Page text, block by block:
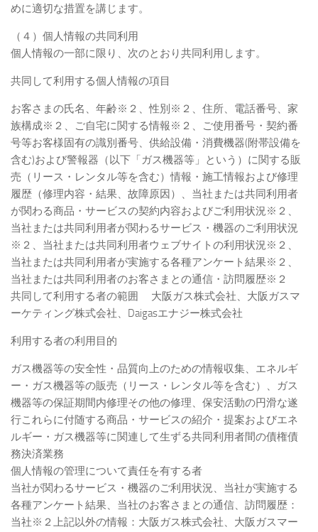
めに適切な措置を講じます。
（４）個人情報の共同利用
個人情報の一部に限り、次のとおり共同利用します。
共同して利用する個人情報の項目
お客さまの氏名、年齢※２、性別※２、住所、電話番号、家
族構成※２、ご自宅に関する情報※２、ご使用番号・契約番
号等お客様固有の識別番号、供給設備・消費機器(附帯設備を
含む)および警報器（以下「ガス機器等」という）に関する販
売（リース・レンタル等を含む）情報・施工情報および修理
履歴（修理内容・結果、故障原因）、当社または共同利用者
が関わる商品・サービスの契約内容およびご利用状況※２、
当社または共同利用者が関わるサービス・機器のご利用状況
※２、当社または共同利用者ウェブサイトの利用状況※２、
当社または共同利用者が実施する各種アンケート結果※２、
当社または共同利用者のお客さまとの通信・訪問履歴※２
共同して利用する者の範囲 大阪ガス株式会社、大阪ガスマ
ーケティング株式会社、Daigasエナジー株式会社
利用する者の利用目的
ガス機器等の安全性・品質向上のための情報収集、エネルギ
ー・ガス機器等の販売（リース・レンタル等を含む）、ガス
機器等の保証期間内修理その他の修理、保安活動の円滑な遂
行これらに付随する商品・サービスの紹介・提案およびエネ
ルギー・ガス機器等に関連して生ずる共同利用者間の債権債
務決済業務
個人情報の管理について責任を有する者
当社が関わるサービス・機器のご利用状況、当社が実施する
各種アンケート結果、当社のお客さまとの通信、訪問履歴：
当社※２上記以外の情報：大阪ガス株式会社、大阪ガスマー